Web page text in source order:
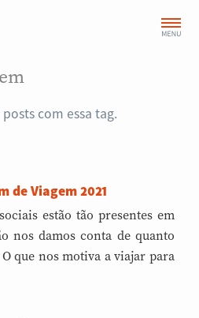
com essa tag.
de Viagem 2021
estão tão presentes em
nos damos conta de quanto
que nos motiva a viajar para